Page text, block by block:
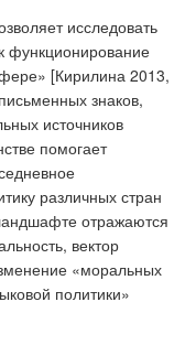
исследовать
функционирование
[Кирилина 2013,
знаков,
источников
помогает
различных стран
отражаются
вектор
«моральных
политики»